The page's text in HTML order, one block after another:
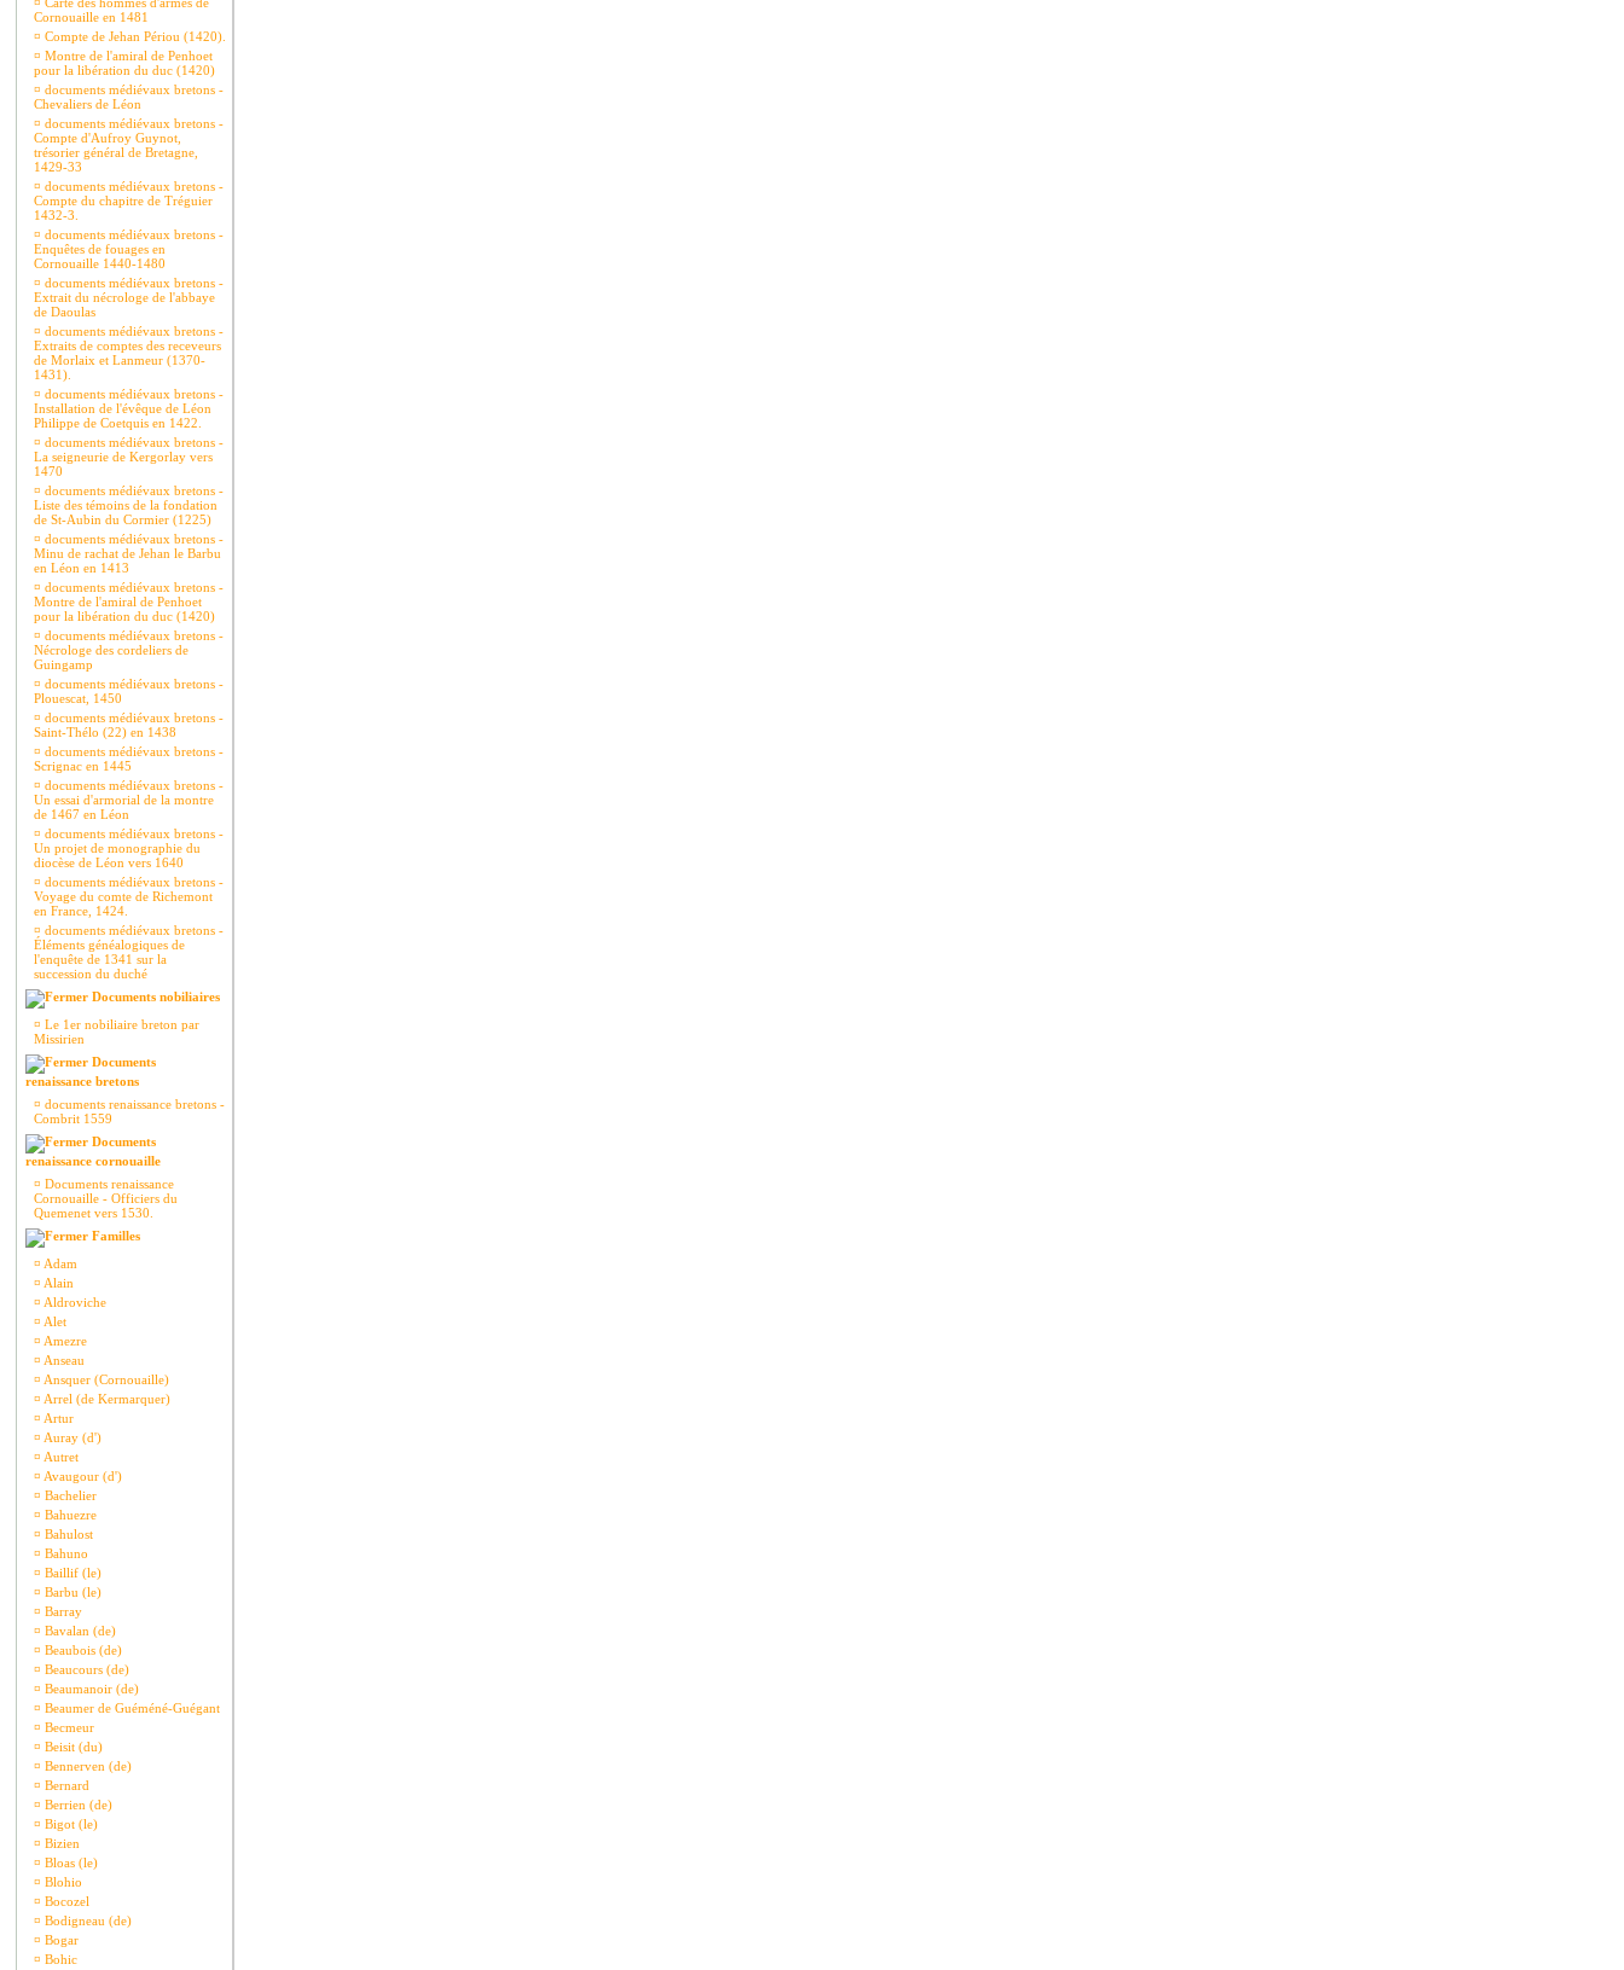
Cornouaille en 1481
¤ Compte de Jehan Périou (1420).
¤ Montre de l'amiral de Penhoet
pour la libération du duc (1420)
¤ documents médiévaux bretons -
Chevaliers de Léon
¤ documents médiévaux bretons -
Compte d'Aufroy Guynot,
trésorier général de Bretagne,
1429-33
¤ documents médiévaux bretons -
Compte du chapitre de Tréguier
1432-3.
¤ documents médiévaux bretons -
Enquêtes de fouages en
Cornouaille 1440-1480
¤ documents médiévaux bretons -
Extrait du nécrologe de l'abbaye
de Daoulas
¤ documents médiévaux bretons -
Extraits de comptes des receveurs
de Morlaix et Lanmeur (1370-
1431).
¤ documents médiévaux bretons -
Installation de l'évêque de Léon
Philippe de Coetquis en 1422.
¤ documents médiévaux bretons -
La seigneurie de Kergorlay vers
1470
¤ documents médiévaux bretons -
Liste des témoins de la fondation
de St-Aubin du Cormier (1225)
¤ documents médiévaux bretons -
Minu de rachat de Jehan le Barbu
en Léon en 1413
¤ documents médiévaux bretons -
Montre de l'amiral de Penhoet
pour la libération du duc (1420)
¤ documents médiévaux bretons -
Nécrologe des cordeliers de
Guingamp
¤ documents médiévaux bretons -
Plouescat, 1450
¤ documents médiévaux bretons -
Saint-Thélo (22) en 1438
¤ documents médiévaux bretons -
Scrignac en 1445
¤ documents médiévaux bretons -
Un essai d'armorial de la montre
de 1467 en Léon
¤ documents médiévaux bretons -
Un projet de monographie du
diocèse de Léon vers 1640
¤ documents médiévaux bretons -
Voyage du comte de Richemont
en France, 1424.
¤ documents médiévaux bretons -
Éléments généalogiques de
l'enquête de 1341 sur la
succession du duché
Documents nobiliaires
¤ Le 1er nobiliaire breton par
Missirien
Documents
renaissance bretons
¤ documents renaissance bretons -
Combrit 1559
Documents
renaissance cornouaille
¤ Documents renaissance
Cornouaille - Officiers du
Quemenet vers 1530.
Familles
¤ Adam
¤ Alain
¤ Aldroviche
¤ Alet
¤ Amezre
¤ Anseau
¤ Ansquer (Cornouaille)
¤ Arrel (de Kermarquer)
¤ Artur
¤ Auray (d')
¤ Autret
¤ Avaugour (d')
¤ Bachelier
¤ Bahuezre
¤ Bahulost
¤ Bahuno
¤ Baillif (le)
¤ Barbu (le)
¤ Barray
¤ Bavalan (de)
¤ Beaubois (de)
¤ Beaucours (de)
¤ Beaumanoir (de)
¤ Beaumer de Guéméné-Guégant
¤ Becmeur
¤ Beisit (du)
¤ Bennerven (de)
¤ Bernard
¤ Berrien (de)
¤ Bigot (le)
¤ Bizien
¤ Bloas (le)
¤ Blohio
¤ Bocozel
¤ Bodigneau (de)
¤ Bogar
¤ Bohic